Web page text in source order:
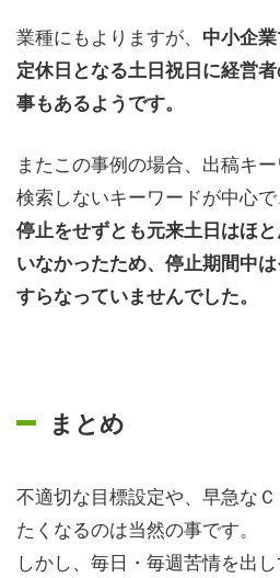
業種にもよりますが、 中小企
定休日となる土日祝日に経営
事もあるようです。
またこの事例の場合、出稿キ
検索しないキーワードが中心で
停止をせずとも元来土日はほ
いなかったため、停止期間中
すらなっていませんでした。
まとめ
不適切な目標設定や、早急な
たくなるのは当然の事です。
しかし、毎日・毎週苦情を出